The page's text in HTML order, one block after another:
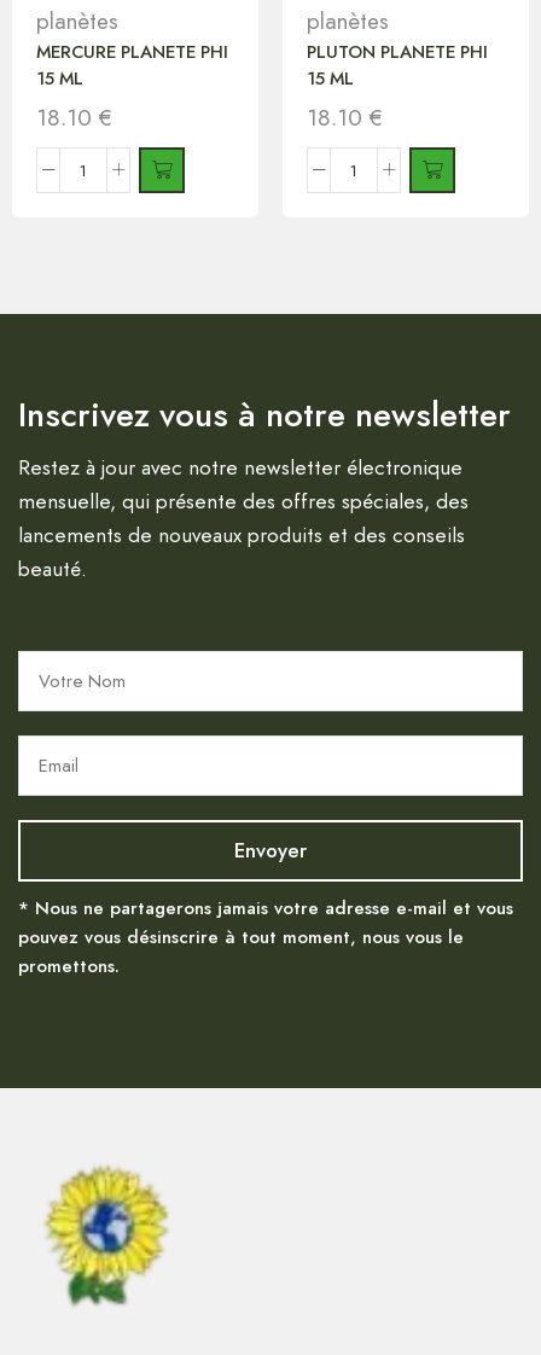
planètes
MERCURE PLANETE PHI
15 ML
18.10 €
planètes
PLUTON PLANETE PHI
15 ML
18.10 €
Inscrivez vous à notre newsletter
Restez à jour avec notre newsletter électronique
mensuelle, qui présente des offres spéciales, des
lancements de nouveaux produits et des conseils
beauté.
* Nous ne partagerons jamais votre adresse e-mail et vous
pouvez vous désinscrire à tout moment, nous vous le
promettons.